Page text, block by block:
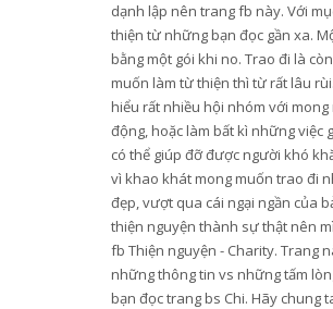
dạnh lập nên trang fb này. Với
thiện từ những bạn đọc gần xa.
bằng một gói khi no. Trao đi là
muốn làm từ thiện thì từ rất lâu
hiểu rất nhiều hội nhóm với
động, hoặc làm bất kì những việc
có thể giúp đỡ được người khó
vì khao khát mong muốn trao đi
đẹp, vượt qua cái ngại ngần của
thiện nguyện thành sự thật nên
fb Thiện nguyện - Charity. Trang
những thông tin vs những tấm
bạn đọc trang bs Chi. Hãy chung